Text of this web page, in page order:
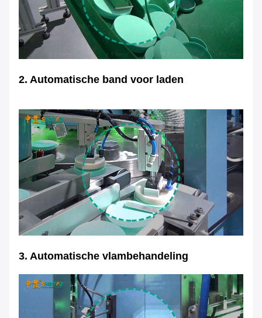
2. Automatische band voor laden
3. Automatische vlambehandeling